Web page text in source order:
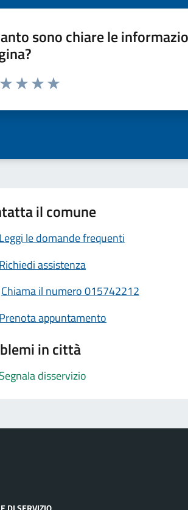
sono chiare le
da 1 a 5 stelle la pagina
il comune
Leggi le domande frequenti
Richiedi assistenza
Chiama il numero 015742212
Prenota appuntamento
in città
Segnala disservizio